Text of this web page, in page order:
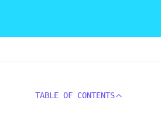
TABLE OF CONTENTS